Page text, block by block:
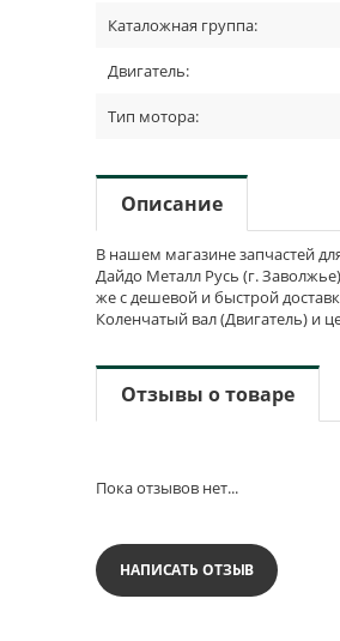
Каталожная группа:
Двигатель:
Тип мотора:
Описание
В нашем магазине запчастей
Дайдо Металл Русь (г.
же с дешевой и быстрой
Коленчатый вал (Двигатель) и
Отзывы о товаре
Пока отзывов нет...
НАПИСАТЬ ОТЗЫВ